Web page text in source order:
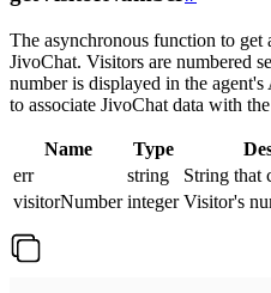
The asynchronous function to get
JivoChat. Visitors are numbered
number is displayed in the
to associate JivoChat data with
Name Type
err
string
String that
visitorNumber integer Visitor's